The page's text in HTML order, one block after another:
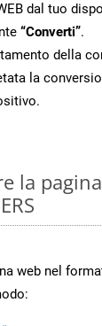
dal tuo
“Converti”.
della
la
la
web nel